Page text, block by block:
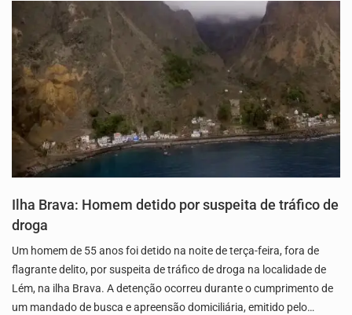
Ilha Brava: Homem detido por suspeita de tráfico de
droga
Um homem de 55 anos foi detido na noite de terça-feira, fora de
flagrante delito, por suspeita de tráfico de droga na localidade de
Lém, na ilha Brava. A detenção ocorreu durante o cumprimento de
um mandado de busca e apreensão domiciliária, emitido pelo…